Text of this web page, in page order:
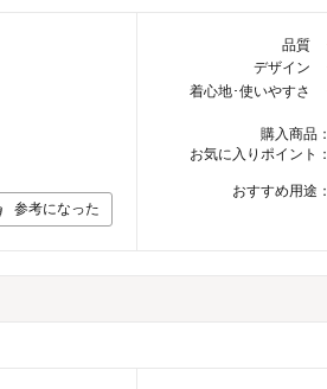
参考になった
品質
デザイン
着心地･使いやすさ
購入商品：
お気に入りポイント：
おすすめ用途：